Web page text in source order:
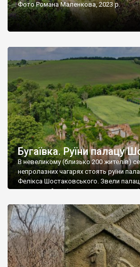
Фото Романа Маленкова, 2023 р.
Бугаївка. Руїни палацу
В невеликому (близько 200 жителів)
непролазних чагарях стоять руїни
Фелікса Шостаковського. Звели палац
радянський період у ньому спочатку
століття тут розмістили
палацу виїхала лікарня – ми точно не